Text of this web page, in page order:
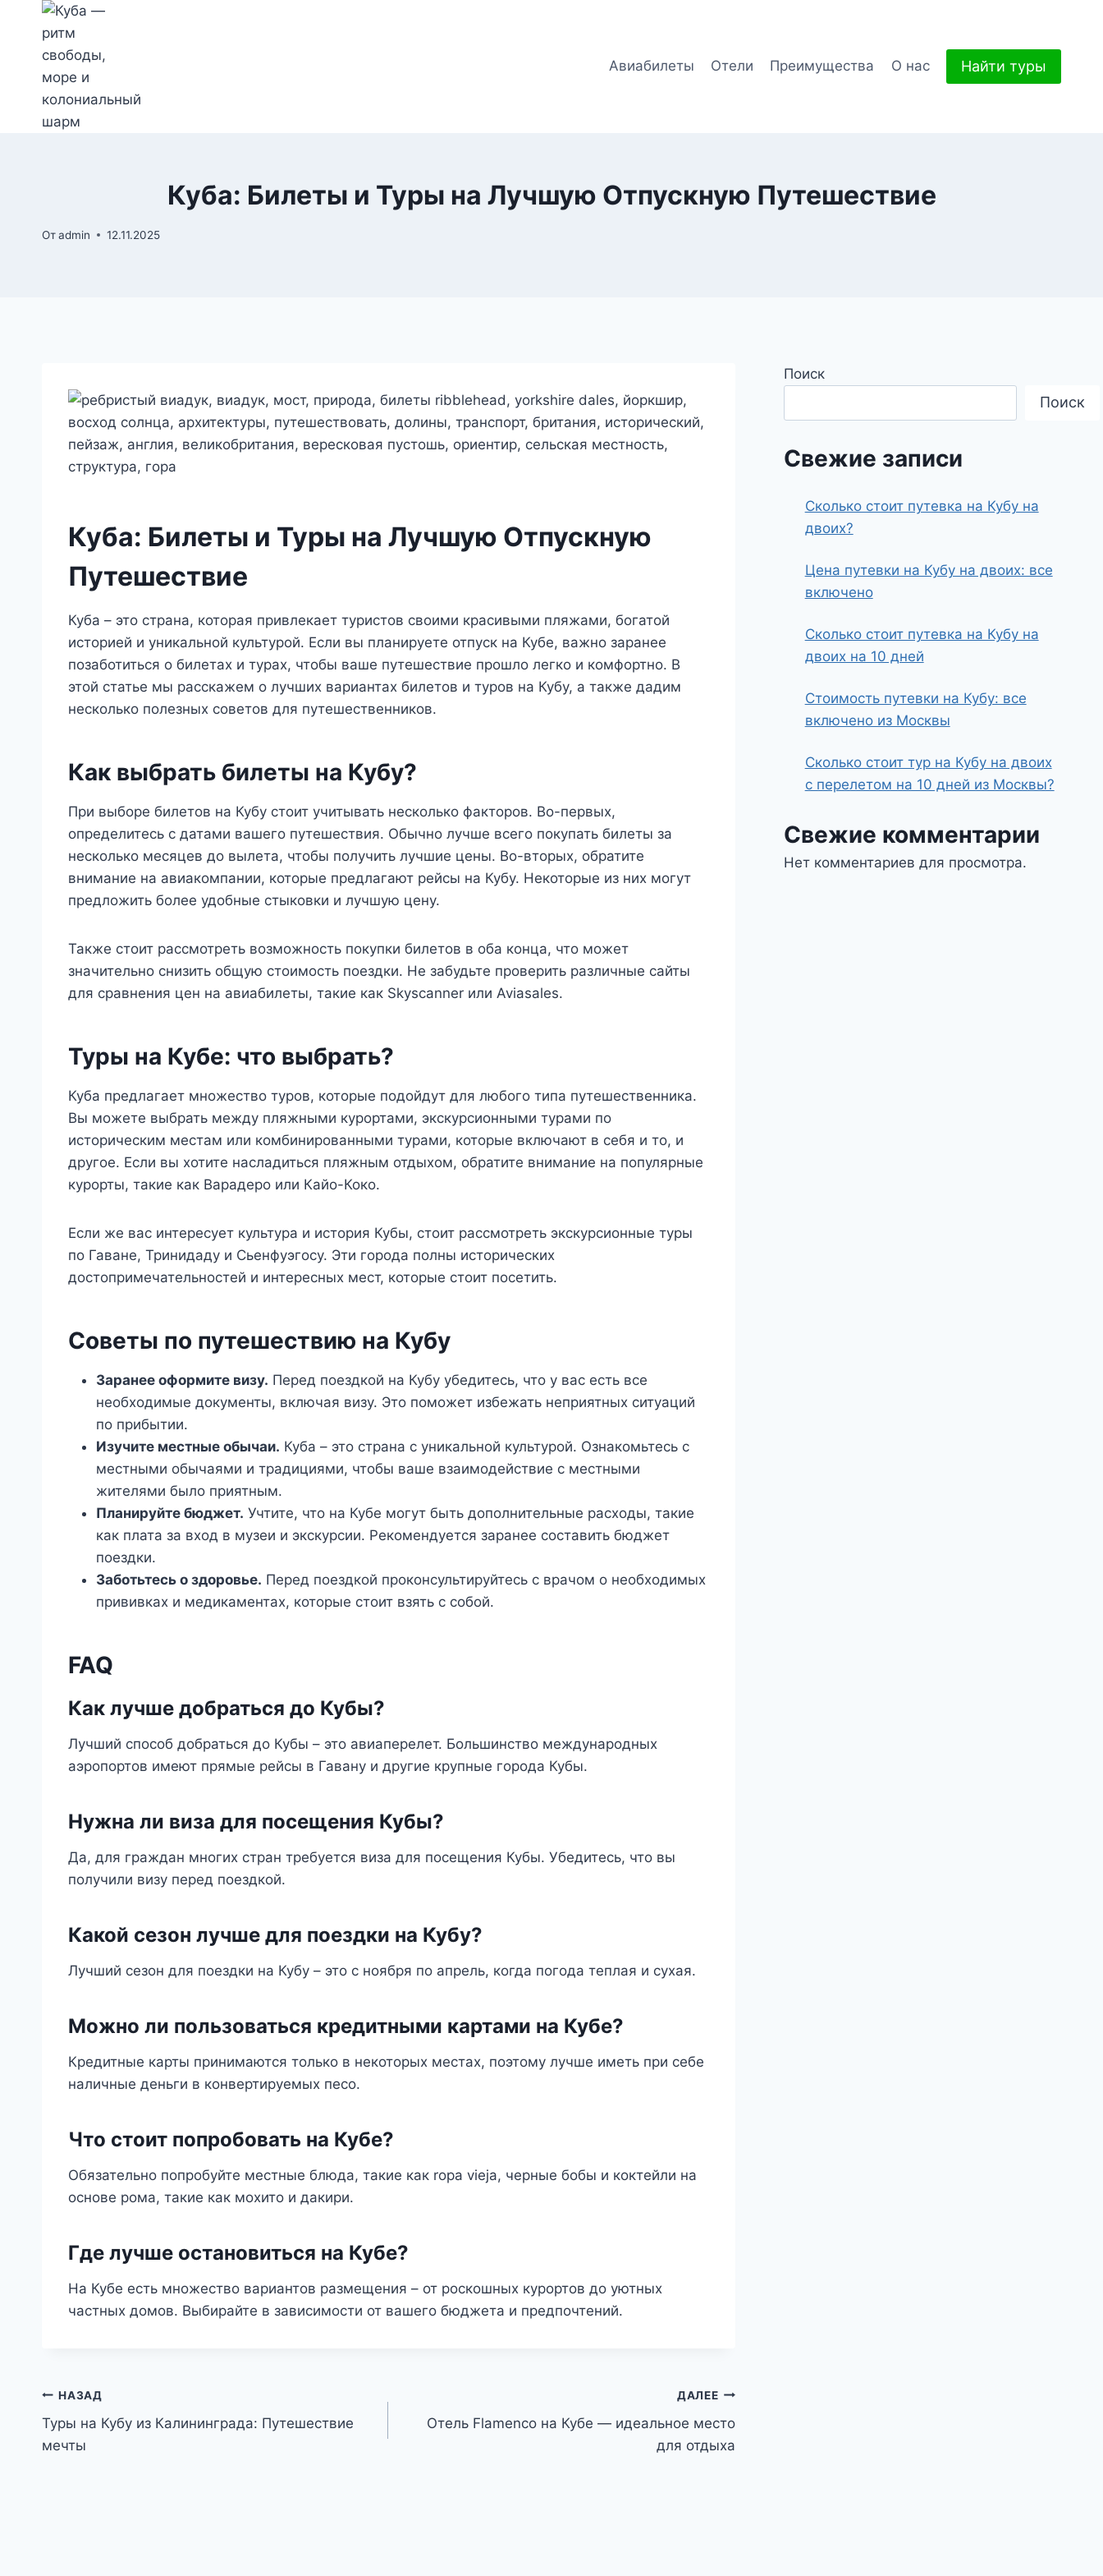
Перейти
содержимому
Авиабилеты Отели Преимущества О нас Найти туры
Куба: Билеты и Туры на Лучшую Отпускную Путешествие
Отadmin 12.11.2025
Куба: Билеты и Туры на Лучшую Отпускную
Путешествие
Куба – это страна, которая привлекает туристов своими красивыми пляжами, богатой
историей и уникальной культурой. Если вы планируете отпуск на Кубе, важно заранее
позаботиться о билетах и турах, чтобы ваше путешествие прошло легко и комфортно. В
этой статье мы расскажем о лучших вариантах билетов и туров на Кубу, а также дадим
несколько полезных советов для путешественников.
Как выбрать билеты на Кубу?
При выборе билетов на Кубу стоит учитывать несколько факторов. Во-первых,
определитесь с датами вашего путешествия. Обычно лучше всего покупать билеты за
несколько месяцев до вылета, чтобы получить лучшие цены. Во-вторых, обратите
внимание на авиакомпании, которые предлагают рейсы на Кубу. Некоторые из них могут
предложить более удобные стыковки и лучшую цену.
Также стоит рассмотреть возможность покупки билетов в оба конца, что может
значительно снизить общую стоимость поездки. Не забудьте проверить различные сайты
для сравнения цен на авиабилеты, такие как Skyscanner или Aviasales.
Туры на Кубе: что выбрать?
Куба предлагает множество туров, которые подойдут для любого типа путешественника.
Вы можете выбрать между пляжными курортами, экскурсионными турами по
историческим местам или комбинированными турами, которые включают в себя и то, и
другое. Если вы хотите насладиться пляжным отдыхом, обратите внимание на популярные
курорты, такие как Варадеро или Кайо-Коко.
Если же вас интересует культура и история Кубы, стоит рассмотреть экскурсионные туры
по Гаване, Тринидаду и Сьенфуэгосу. Эти города полны исторических
достопримечательностей и интересных мест, которые стоит посетить.
Советы по путешествию на Кубу
Заранее оформите визу. Перед поездкой на Кубу убедитесь, что у вас есть все
необходимые документы, включая визу. Это поможет избежать неприятных ситуаций
по прибытии.
Изучите местные обычаи. Куба – это страна с уникальной культурой. Ознакомьтесь с
местными обычаями и традициями, чтобы ваше взаимодействие с местными
жителями было приятным.
Планируйте бюджет. Учтите, что на Кубе могут быть дополнительные расходы, такие
как плата за вход в музеи и экскурсии. Рекомендуется заранее составить бюджет
поездки.
Заботьтесь о здоровье. Перед поездкой проконсультируйтесь с врачом о необходимых
прививках и медикаментах, которые стоит взять с собой.
FAQ
Как лучше добраться до Кубы?
Лучший способ добраться до Кубы – это авиаперелет. Большинство международных
аэропортов имеют прямые рейсы в Гавану и другие крупные города Кубы.
Нужна ли виза для посещения Кубы?
Да, для граждан многих стран требуется виза для посещения Кубы. Убедитесь, что вы
получили визу перед поездкой.
Какой сезон лучше для поездки на Кубу?
Лучший сезон для поездки на Кубу – это с ноября по апрель, когда погода теплая и сухая.
Можно ли пользоваться кредитными картами на Кубе?
Кредитные карты принимаются только в некоторых местах, поэтому лучше иметь при себе
наличные деньги в конвертируемых песо.
Что стоит попробовать на Кубе?
Обязательно попробуйте местные блюда, такие как ropa vieja, черные бобы и коктейли на
основе рома, такие как мохито и дакири.
Где лучше остановиться на Кубе?
На Кубе есть множество вариантов размещения – от роскошных курортов до уютных
частных домов. Выбирайте в зависимости от вашего бюджета и предпочтений.
Навигация
по
НАЗАД
Туры на Кубу из Калининграда: Путешествие
мечты
ДАЛЕЕ
Отель Flamenco на Кубе — идеальное место
для отдыха
Поиск
Поиск
Свежие записи
Сколько стоит путевка на Кубу на
двоих?
Цена путевки на Кубу на двоих: все
включено
Сколько стоит путевка на Кубу на
двоих на 10 дней
Стоимость путевки на Кубу: все
включено из Москвы
Сколько стоит тур на Кубу на двоих
с перелетом на 10 дней из Москвы?
Свежие комментарии
Нет комментариев для просмотра.